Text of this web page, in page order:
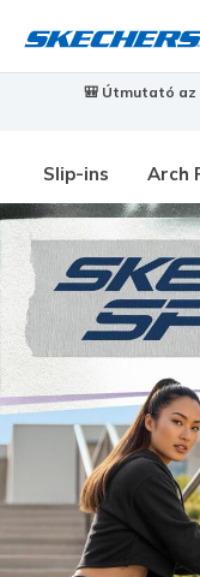
🎒 Útmutató
Slip-ins Arch